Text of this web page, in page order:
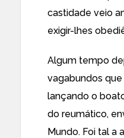
castidade veio
exigir-lhes
Algum tempo
vagabundos
lançando o
do reumático,
Mundo. Foi tal a